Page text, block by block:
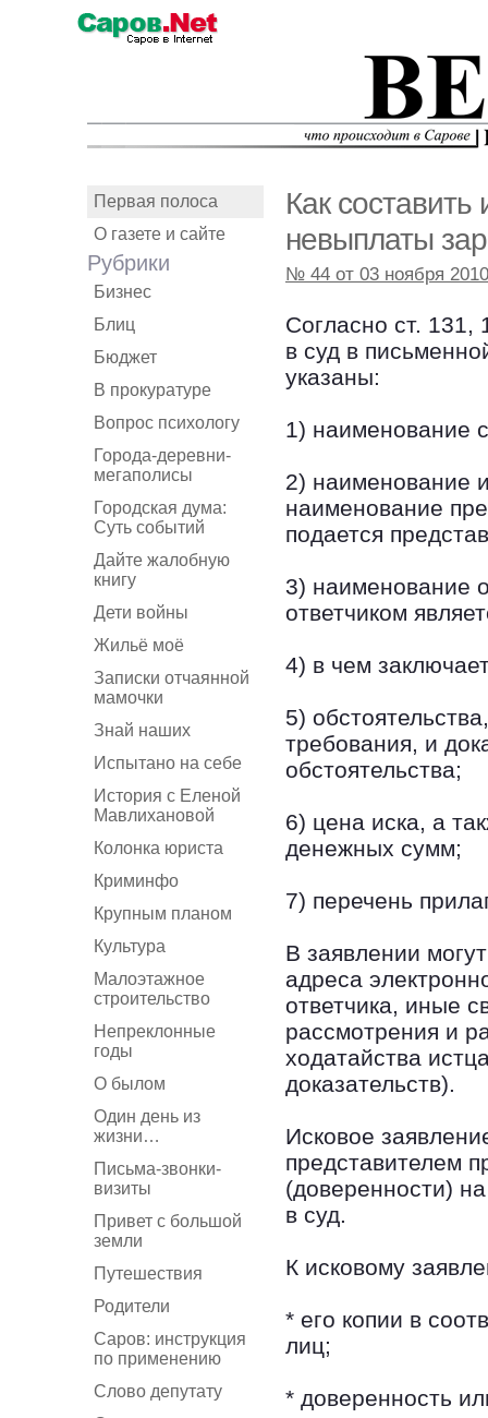
Первая полоса
О газете и сайте
Рубрики
Бизнес
Блиц
Бюджет
В прокуратуре
Вопрос психологу
Города-деревни-
мегаполисы
Городская дума:
Суть событий
Дайте жалобную
книгу
Дети войны
Жильё моё
Записки отчаянной
мамочки
Знай наших
Испытано на себе
История с Еленой
Мавлихановой
Колонка юриста
Криминфо
Крупным планом
Культура
Малоэтажное
строительство
Непреклонные
годы
О былом
Один день из
жизни…
Письма-звонки-
визиты
Привет с большой
земли
Путешествия
Родители
Саров: инструкция
по применению
Слово депутату
Как составить
невыплаты
№ 44 от 03 ноября 2010
Согласно ст. 131,
в суд в
указаны:
1) наименование
2) наименование
наименование
подается
3) наименование
ответчиком
4) в чем
5)
требования, и
обстоятельства;
6) цена иска, а
денежных сумм;
7) перечень
В заявлении
адреса
ответчика, иные
рассмотрения и
ходатайства
доказательств).
Исковое
представителем
(доверенности)
в суд.
К исковому
* его копии в
лиц;
* доверенность